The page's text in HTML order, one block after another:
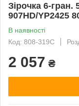
Зірочка 6-гран.
907HD/YP2425
В наявності
Код: 808-319C
2 057 ₴